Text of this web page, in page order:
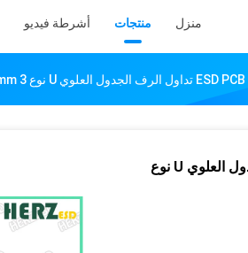
منزل منتجات أشرطة فيديو
مكافحة ساكنة ESD PCB تداول الرف الجدول العلوي U نوع